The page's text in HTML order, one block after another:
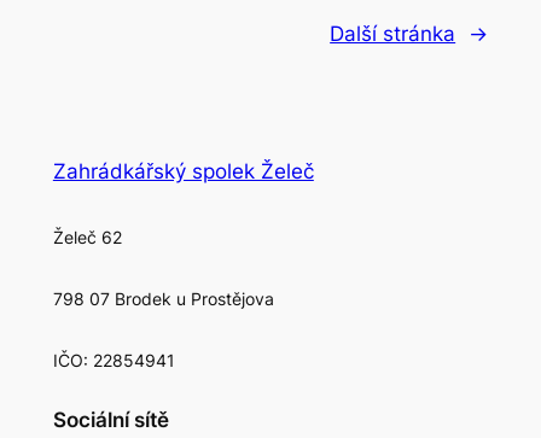
Další stránka →
Zahrádkářský spolek Želeč
Želeč 62
798 07 Brodek u Prostějova
IČO: 22854941
Sociální sítě